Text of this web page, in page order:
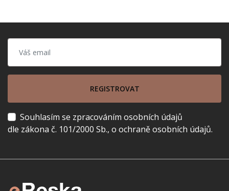
REGISTROVAT
Souhlasím se zpracováním osobních údajů
dle zákona č. 101/2000 Sb., o ochraně osobních údajů.